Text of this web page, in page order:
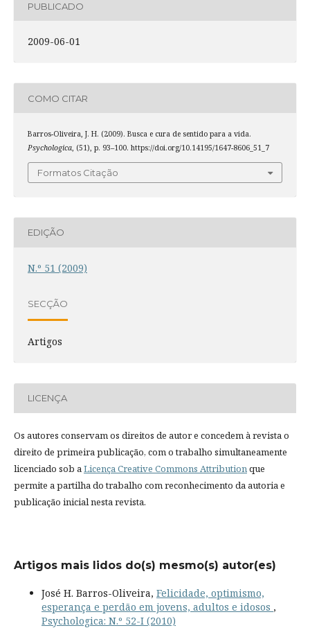
PUBLICADO
2009-06-01
COMO CITAR
Barros-Oliveira, J. H. (2009). Busca e cura de sentido para a vida.
Psychologica, (51), p. 93–100. https://doi.org/10.14195/1647-8606_51_7
Formatos Citação
EDIÇÃO
N.º 51 (2009)
SECÇÃO
Artigos
LICENÇA
Os autores conservam os direitos de autor e concedem à revista o
direito de primeira publicação, com o trabalho simultaneamente
licenciado sob aLicença Creative Commons Attributionque
permite a partilha do trabalho com reconhecimento da autoria e
publicação inicial nesta revista.
Artigos mais lidos do(s) mesmo(s) autor(es)
José H. Barros-Oliveira, Felicidade, optimismo,
esperança e perdão em jovens, adultos e idosos ,
Psychologica: N.º 52-I (2010)